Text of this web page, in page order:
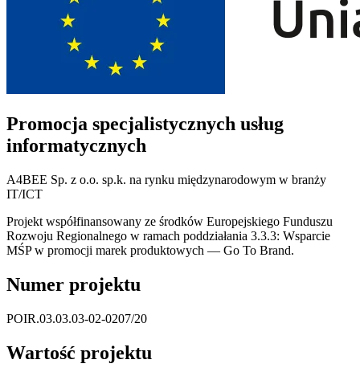
Promocja specjalistycznych usług
informatycznych
A4BEE Sp. z o.o. sp.k. na rynku międzynarodowym w branży
IT/ICT
Projekt współfinansowany ze środków Europejskiego Funduszu
Rozwoju Regionalnego w ramach poddziałania 3.3.3: Wsparcie
MŚP w promocji marek produktowych — Go To Brand.
Numer projektu
POIR.03.03.03-02-0207/20
Wartość projektu